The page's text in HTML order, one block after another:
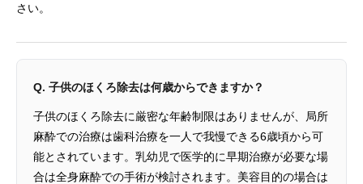
さい。
Q. 子供のほくろ除去は何歳からできますか？
子供のほくろ除去に厳密な年齢制限はありませんが、局所
麻酔での治療は歯科治療を一人で我慢できる6歳頃から可
能とされています。乳幼児で医学的に早期治療が必要な場
合は全身麻酔での手術が検討されます。美容目的の場合は